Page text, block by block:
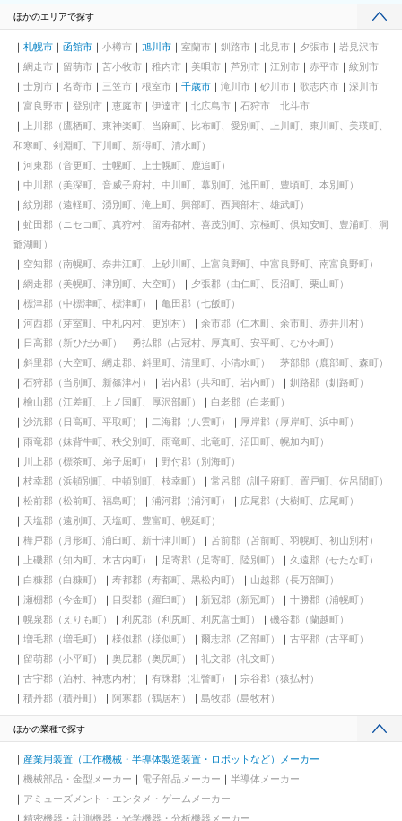
ほかのエリアで探す
札幌市 函館市 小樽市 旭川市 室蘭市 釧路市 北見市 夕張市
岩見沢市
網走市
留萌市 苫小牧市 稚内市 美唄市 芦別市 江別市 赤平市
紋別市
士別市
名寄市 三笠市 根室市 千歳市 滝川市 砂川市 歌志内市
深川市
富良野市
登別市 恵庭市 伊達市 北広島市 石狩市
北斗市
上川郡（鷹栖町、東神楽町、当麻町、比布町、愛別町、上川町、東川町、美瑛町、
和寒町、剣淵町、下川町、新得町、清水町）
河東郡（音更町、士幌町、上士幌町、鹿追町）
中川郡（美深町、音威子府村、中川町、幕別町、池田町、豊頃町、本別町）
紋別郡（遠軽町、湧別町、滝上町、興部町、西興部村、雄武町）
虻田郡（ニセコ町、真狩村、留寿都村、喜茂別町、京極町、倶知安町、豊浦町、洞
爺湖町）
空知郡（南幌町、奈井江町、上砂川町、上富良野町、中富良野町、南富良野町）
網走郡（美幌町、津別町、大空町）
夕張郡（由仁町、長沼町、栗山町）
標津郡（中標津町、標津町）
亀田郡（七飯町）
河西郡（芽室町、中札内村、更別村）
余市郡（仁木町、余市町、赤井川村）
日高郡（新ひだか町）
勇払郡（占冠村、厚真町、安平町、むかわ町）
斜里郡（大空町、網走郡、斜里町、清里町、小清水町）
茅部郡（鹿部町、森町）
石狩郡（当別町、新篠津村）
岩内郡（共和町、岩内町）
釧路郡（釧路町）
檜山郡（江差町、上ノ国町、厚沢部町）
白老郡（白老町）
沙流郡（日高町、平取町）
二海郡（八雲町）
厚岸郡（厚岸町、浜中町）
雨竜郡（妹背牛町、秩父別町、雨竜町、北竜町、沼田町、幌加内町）
川上郡（標茶町、弟子屈町）
野付郡（別海町）
枝幸郡（浜頓別町、中頓別町、枝幸町）
常呂郡（訓子府町、置戸町、佐呂間町）
松前郡（松前町、福島町）
浦河郡（浦河町）
広尾郡（大樹町、広尾町）
天塩郡（遠別町、天塩町、豊富町、幌延町）
樺戸郡（月形町、浦臼町、新十津川町）
苫前郡（苫前町、羽幌町、初山別村）
上磯郡（知内町、木古内町）
足寄郡（足寄町、陸別町）
久遠郡（せたな町）
白糠郡（白糠町）
寿都郡（寿都町、黒松内町）
山越郡（長万部町）
瀬棚郡（今金町）
目梨郡（羅臼町） 新冠郡（新冠町）
十勝郡（浦幌町）
幌泉郡（えりも町）
利尻郡（利尻町、利尻富士町）
磯谷郡（蘭越町）
増毛郡（増毛町）
様似郡（様似町） 爾志郡（乙部町）
古平郡（古平町）
留萌郡（小平町）
奥尻郡（奥尻町）
礼文郡（礼文町）
古宇郡（泊村、神恵内村）
有珠郡（壮瞥町）
宗谷郡（猿払村）
積丹郡（積丹町）
阿寒郡（鶴居村） 島牧郡（島牧村）
ほかの業種で探す
産業用装置（工作機械・半導体製造装置・ロボットなど）メーカー
機械部品・金型メーカー
電子部品メーカー
半導体メーカー
アミューズメント・エンタメ・ゲームメーカー
精密機器・計測機器・光学機器・分析機器メーカー